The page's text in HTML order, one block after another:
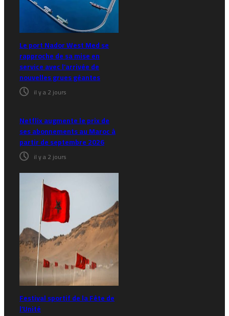
Le port Nador West Med se
rapproche de sa mise en
service avec l’arrivée de
nouvelles grues géantes
il y a 2 jours
Netflix augmente le prix de
ses abonnements au Maroc à
partir de septembre 2026
il y a 2 jours
Festival sportif de la Fête de
l’Unité